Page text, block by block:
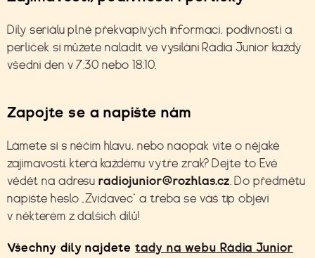
Díly seriálu plné překvapivých informací, podivností a
perliček si můžete naladit ve vysílání Rádia Junior každý
všední den v 7:30 nebo 18:10.
Zapojte se a napište nám
Lámete si s něčím hlavu, nebo naopak víte o nějaké
zajímavosti, která každému vytře zrak? Dejte to Evě
vědět na adresu radiojunior@rozhlas.cz. Do předmětu
napište heslo „Zvídavec“ a třeba se váš tip objeví
v některém z dalších dílů!
Všechny díly najdetetady na webu Rádia Junior